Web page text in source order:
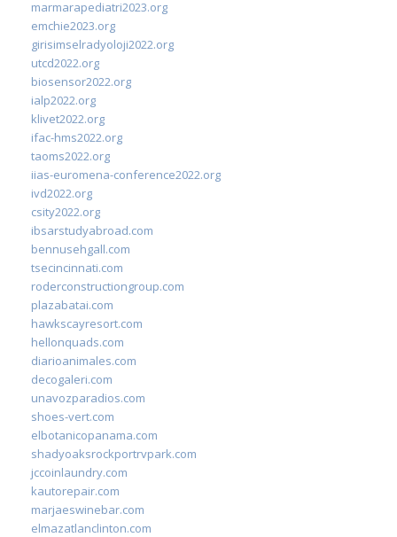
marmarapediatri2023.org
emchie2023.org
girisimselradyoloji2022.org
utcd2022.org
biosensor2022.org
ialp2022.org
klivet2022.org
ifac-hms2022.org
taoms2022.org
iias-euromena-conference2022.org
ivd2022.org
csity2022.org
ibsarstudyabroad.com
bennusehgall.com
tsecincinnati.com
roderconstructiongroup.com
plazabatai.com
hawkscayresort.com
hellonquads.com
diarioanimales.com
decogaleri.com
unavozparadios.com
shoes-vert.com
elbotanicopanama.com
shadyoaksrockportrvpark.com
jccoinlaundry.com
kautorepair.com
marjaeswinebar.com
elmazatlanclinton.com